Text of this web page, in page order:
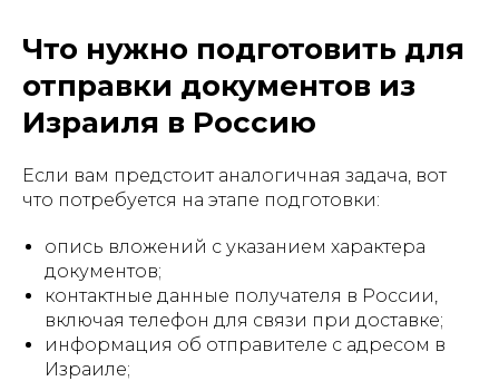
Что нужно подготовить для
отправки документов из
Израиля в Россию
Если вам предстоит аналогичная задача, вот
что потребуется на этапе подготовки:
опись вложений с указанием характера
документов;
контактные данные получателя в России,
включая телефон для связи при доставке;
информация об отправителе с адресом в
Израиле;